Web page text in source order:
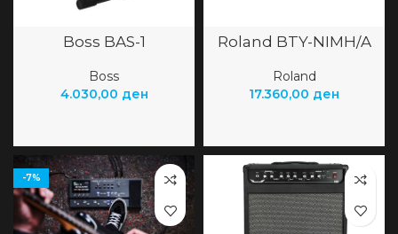
Boss BAS-1
Boss
4.030,00 ден
Roland BTY-NIMH/A
Roland
17.360,00 ден
-7%